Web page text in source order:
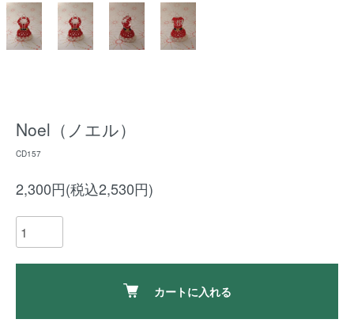
Noel（ノエル）
CD157
2,300円(税込2,530円)
カートに入れる